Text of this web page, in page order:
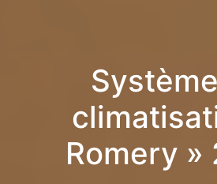
Romery »